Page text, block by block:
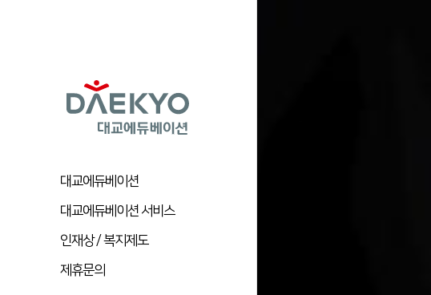
대교에듀베이션
대교에듀베이션 서비스
인재상 / 복지제도
제휴문의